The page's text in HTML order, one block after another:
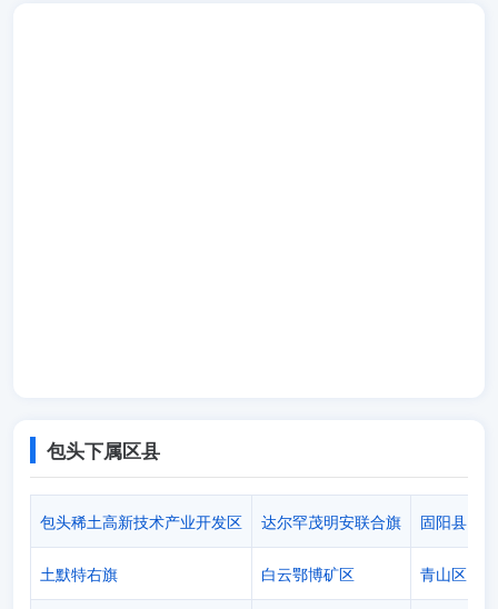
包头下属区县
包头稀土高新技术产业开发区 达尔罕茂明安联合旗 固阳县
土默特右旗 白云鄂博矿区 青山区